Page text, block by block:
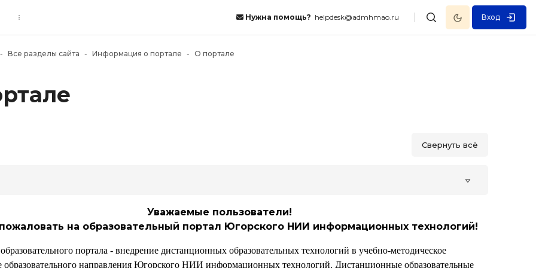
Нужна помощь? helpdesk@admhmao.ru Изменить данные
Темный режим
Вход
Все разделы сайта Информация о портале О портале
Свернуть всё
Уважаемые пользователи!
на образовательный портал Югорского НИИ информационных технологий!
портала - внедрение дистанционных образовательных технологий в учебно-методическое
образовательного направления Югорского НИИ информационных технологий. Дистанционные образовательные